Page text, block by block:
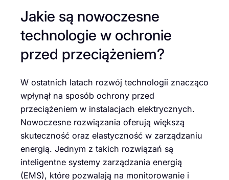
Jakie są nowoczesne
technologie w ochronie
przed przeciążeniem?
W ostatnich latach rozwój technologii znacząco
wpłynął na sposób ochrony przed
przeciążeniem w instalacjach elektrycznych.
Nowoczesne rozwiązania oferują większą
skuteczność oraz elastyczność w zarządzaniu
energią. Jednym z takich rozwiązań są
inteligentne systemy zarządzania energią
(EMS), które pozwalają na monitorowanie i